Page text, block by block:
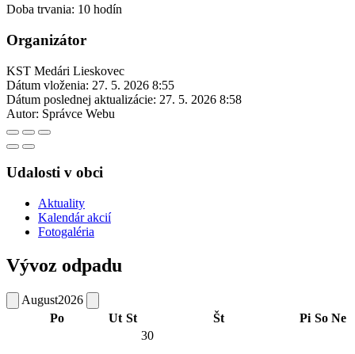
Doba trvania: 10 hodín
Organizátor
KST Medári Lieskovec
Dátum vloženia: 27. 5. 2026 8:55
Dátum poslednej aktualizácie: 27. 5. 2026 8:58
Autor: Správce Webu
Udalosti v obci
Aktuality
Kalendár akcií
Fotogaléria
Vývoz odpadu
August2026
Po
Ut St Št Pi So Ne
30